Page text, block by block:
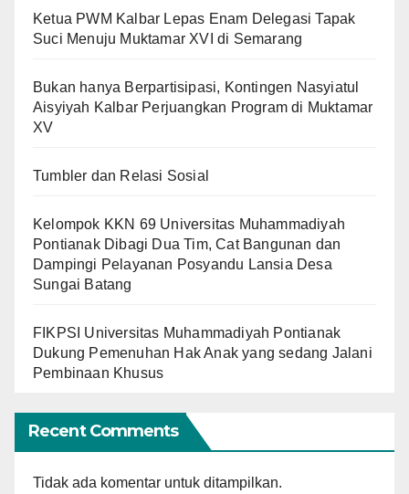
Ketua PWM Kalbar Lepas Enam Delegasi Tapak
Suci Menuju Muktamar XVI di Semarang
Bukan hanya Berpartisipasi, Kontingen Nasyiatul
Aisyiyah Kalbar Perjuangkan Program di Muktamar
XV
Tumbler dan Relasi Sosial
Kelompok KKN 69 Universitas Muhammadiyah
Pontianak Dibagi Dua Tim, Cat Bangunan dan
Dampingi Pelayanan Posyandu Lansia Desa
Sungai Batang
FIKPSI Universitas Muhammadiyah Pontianak
Dukung Pemenuhan Hak Anak yang sedang Jalani
Pembinaan Khusus
Recent Comments
Tidak ada komentar untuk ditampilkan.